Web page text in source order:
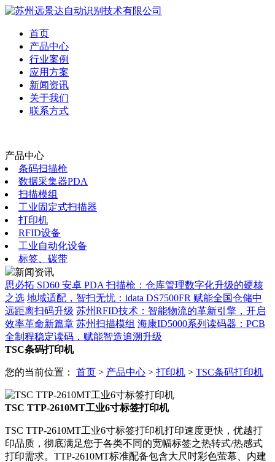
首页
产品中心
行业案例
应用方案
新闻资讯
关于我们
联系方式
产品中心
条码扫描枪
数据采集器PDA
扫描模组
工业固定式扫描器
打印机
RFID设备
工业自动化设备
标签、碳带
新闻资讯
思必拓 SD60 安卓 PDA 扫描枪：仓库管理数字化升级的硬核
之选 地域适配，智扫无忧：idata DS7500FR 赋能全国仓储中
远距离扫码升级 苏州RFID技术：智能物流的革新引擎，开启
效率革命新篇章 苏州扫描模组 海康ID5000系列读码器：PCB
全制程稳定读码，赋能智造追溯升级
TSC条码打印机
您的当前位置： 首页 > 产品中心 > 打印机 > TSC条码打印机
TSC TTP-2610MT工业6寸标签打印机
TSC TTP-2610MT工业6寸标签打印机打印速度更快，优越打
印品质，彻底满足您于各类不同的宽幅标签之热转式/热感式
打印需求。TTP-2610MT标准配备包含大尺吋彩色萤幕、内建